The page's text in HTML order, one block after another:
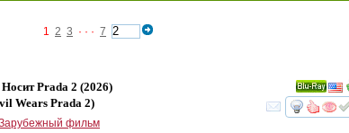
1 2 3 · · · 7
Ray
Prada 2 (2026)
Wears Prada 2)
фильм